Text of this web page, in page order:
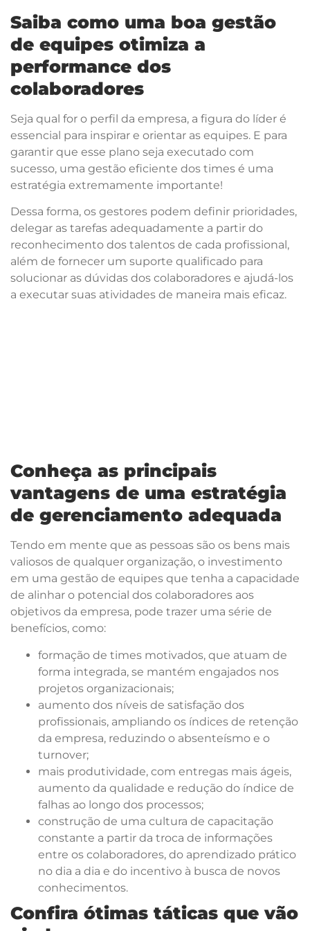
Saiba como uma boa gestão
de equipes otimiza a
performance dos
colaboradores
Seja qual for o perfil da empresa, a figura do líder é
essencial para inspirar e orientar as equipes. E para
garantir que esse plano seja executado com
sucesso, uma gestão eficiente dos times é uma
estratégia extremamente importante!
Dessa forma, os gestores podem definir prioridades,
delegar as tarefas adequadamente a partir do
reconhecimento dos talentos de cada profissional,
além de fornecer um suporte qualificado para
solucionar as dúvidas dos colaboradores e ajudá-los
a executar suas atividades de maneira mais eficaz.
Conheça as principais
vantagens de uma estratégia
de gerenciamento adequada
Tendo em mente que as pessoas são os bens mais
valiosos de qualquer organização, o investimento
em uma gestão de equipes que tenha a capacidade
de alinhar o potencial dos colaboradores aos
objetivos da empresa, pode trazer uma série de
benefícios, como:
formação de times motivados, que atuam de
forma integrada, se mantém engajados nos
projetos organizacionais;
aumento dos níveis de satisfação dos
profissionais, ampliando os índices de retenção
da empresa, reduzindo o absenteísmo e o
turnover;
mais produtividade, com entregas mais ágeis,
aumento da qualidade e redução do índice de
falhas ao longo dos processos;
construção de uma cultura de capacitação
constante a partir da troca de informações
entre os colaboradores, do aprendizado prático
no dia a dia e do incentivo à busca de novos
conhecimentos.
Confira ótimas táticas que vão